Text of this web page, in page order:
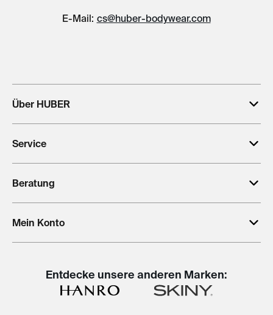
E-Mail: cs@huber-bodywear.com
Über HUBER
Service
Beratung
Mein Konto
Entdecke unsere anderen Marken: